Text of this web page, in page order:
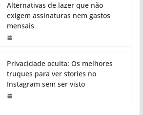
Alternativas de lazer que não
exigem assinaturas nem gastos
mensais
Privacidade oculta: Os melhores
truques para ver stories no
Instagram sem ser visto